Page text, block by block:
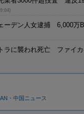
ーデン人女逮捕 6,000万
ラに襲われ死亡 ファイ
・中国ニュース